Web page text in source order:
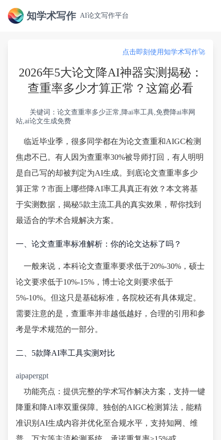
知学术写作 AI论文写作平台
点击即刻使用知学术写作🚀
2026年5大论文降AI神器实测揭秘：
查重率多少才算正常？这篇必看
关键词：论文查重率多少正常,降ai率工具,免费降ai率网
站,ai论文生成免费
临近毕业季，很多同学都在为论文查重和AIGC检测
焦虑不已。有人因为查重率30%被导师打回，有人明明
是自己写的却被判定为AI生成。到底论文查重率多少
算正常？市面上哪些降AI率工具真正有效？本文将基
于实测数据，揭秘5款主流工具的真实效果，帮你找到
最适合的学术合规解决方案。
一、论文查重率标准解析：你的论文达标了吗？
一般来说，本科论文查重率要求低于20%-30%，硕士
论文要求低于10%-15%，博士论文则要求低于
5%-10%。但这只是基础标准，各院校还有具体规定。
需要注意的是，查重率并非越低越好，合理的引用和参
考是学术规范的一部分。
二、5款降AI率工具实测对比
aipapergpt
功能亮点：提供完整的学术写作解决方案，支持一键
降重和降AI率双重保障。独创的AIGC检测算法，能精
准识别AI生成内容并优化至合规水平，支持知网、维